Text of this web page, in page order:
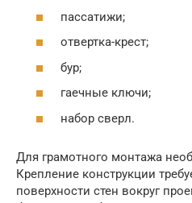
пассатижи;
отвертка-крест;
бур;
гаечные ключи;
набор сверл.
Для грамотного монтажа
Крепление конструкции
поверхности стен вокруг